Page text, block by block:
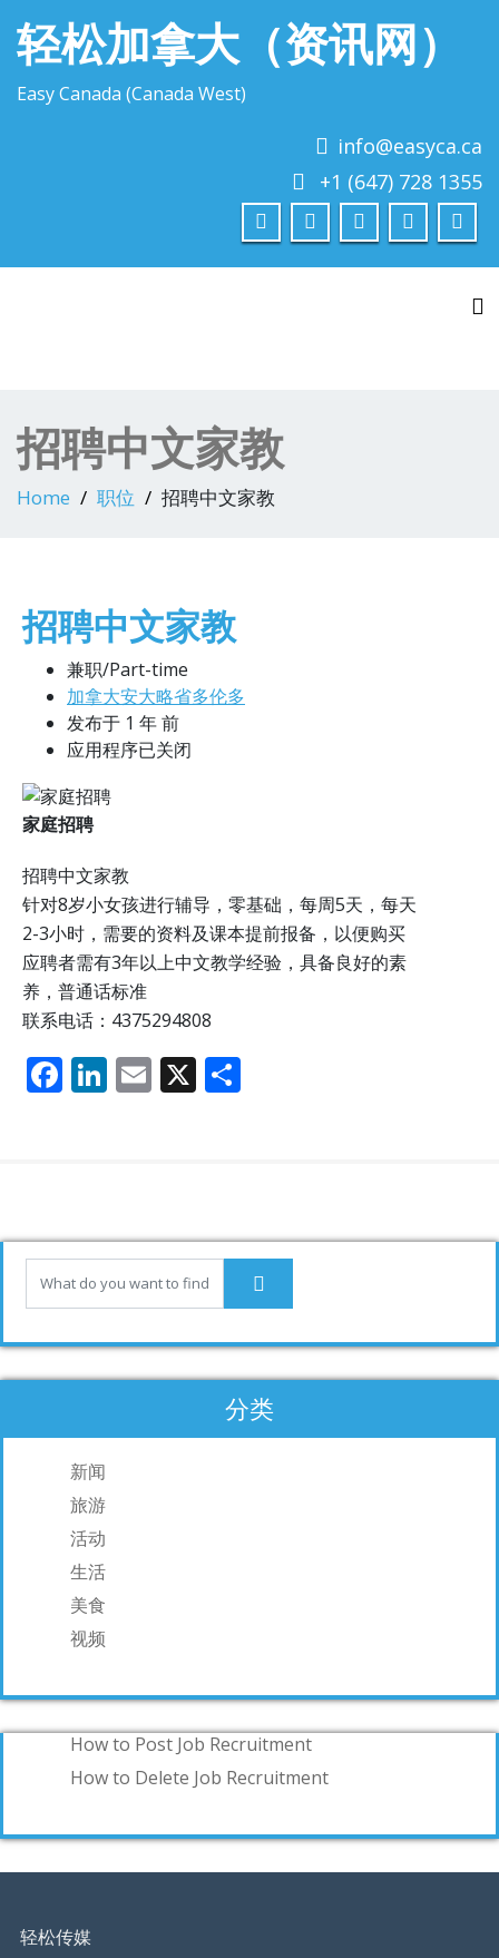
轻松加拿大（资讯网）
Easy Canada (Canada West)
info@easyca.ca
+1 (647) 728 1355
招聘中文家教
Home 职位 招聘中文家教
招聘中文家教
兼职/Part-time
加拿大安大略省多伦多
发布于 1 年 前
应用程序已关闭
家庭招聘
招聘中文家教
针对8岁小女孩进行辅导，零基础，每周5天，每天
2-3小时，需要的资料及课本提前报备，以便购买
应聘者需有3年以上中文教学经验，具备良好的素
养，普通话标准
联系电话：4375294808
F
o
k
Li
n
E X
分类
新闻
旅游
活动
生活
美食
视频
How to Post Job Recruitment
How to Delete Job Recruitment
轻松传媒